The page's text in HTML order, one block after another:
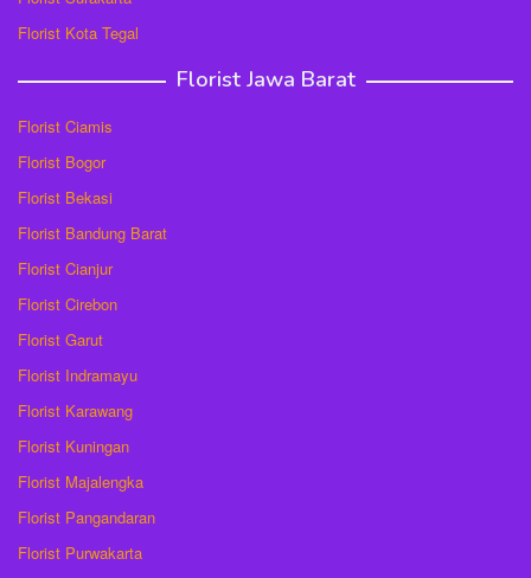
Florist Kota Tegal
Florist Jawa Barat
Florist Ciamis
Florist Bogor
Florist Bekasi
Florist Bandung Barat
Florist Cianjur
Florist Cirebon
Florist Garut
Florist Indramayu
Florist Karawang
Florist Kuningan
Florist Majalengka
Florist Pangandaran
Florist Purwakarta